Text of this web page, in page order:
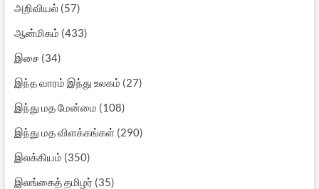
அறிவியல்(57)
ஆன்மிகம் (433)
இசை(34)
இந்த வாரம் இந்து உலகம் (27)
இந்து மத மேன்மை (108)
இந்து மத விளக்கங்கள்(290)
இலக்கியம் (350)
இலங்கைத் தமிழர் (35)